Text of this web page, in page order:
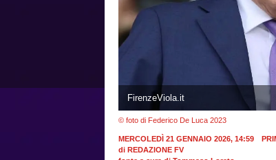
FirenzeViola.it
© foto di Federico De Luca 2023
MERCOLEDÌ 21 GENNAIO 2026, 14:59
di REDAZIONE FV